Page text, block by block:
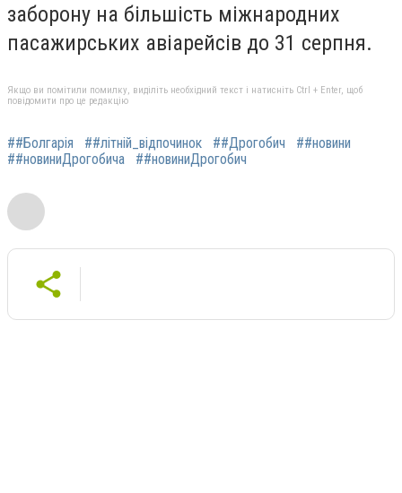
заборону на більшість міжнародних
пасажирських авіарейсів до 31 серпня.
Якщо ви помітили помилку, виділіть необхідний текст і натисніть Ctrl + Enter, щоб
повідомити про це редакцію
##Болгарія ##літній_відпочинок ##Дрогобич
##новини
##новиниДрогобича
##новиниДрогобич